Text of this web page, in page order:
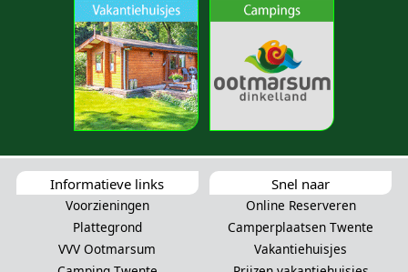
Informatieve links
Voorzieningen
Plattegrond
VVV Ootmarsum
Snel naar
Online Reserveren
Camperplaatsen Twente
Vakantiehuisjes